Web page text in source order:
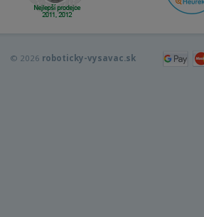
© 2026 roboticky-vysavac.sk